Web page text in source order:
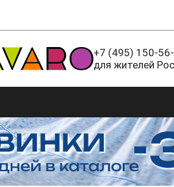
+7 (495) 150-
для жителей